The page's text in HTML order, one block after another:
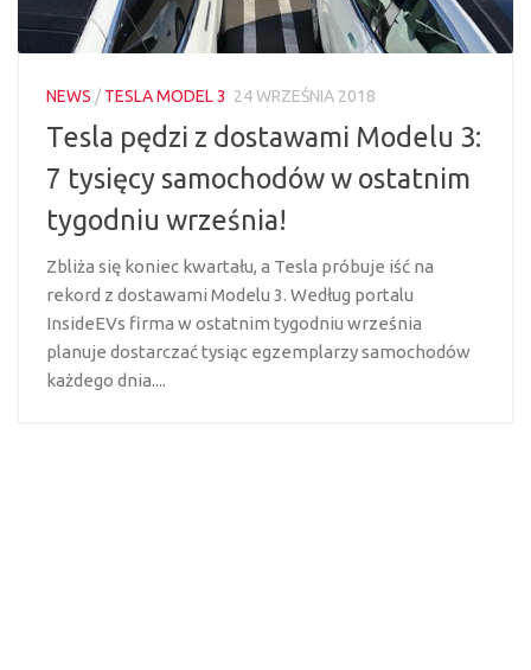
NEWS /TESLA MODEL 3 24 WRZEŚNIA 2018
Tesla pędzi z dostawami Modelu 3:
7 tysięcy samochodów w ostatnim
tygodniu września!
Zbliża się koniec kwartału, a Tesla próbuje iść na
rekord z dostawami Modelu 3. Według portalu
InsideEVs firma w ostatnim tygodniu września
planuje dostarczać tysiąc egzemplarzy samochodów
każdego dnia....